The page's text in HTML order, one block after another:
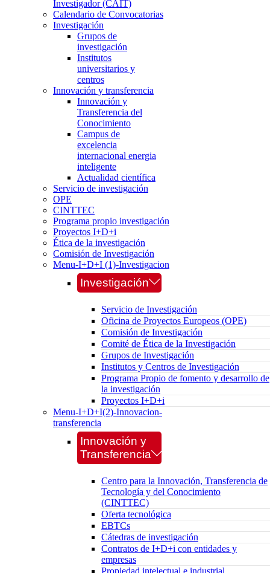
Investigador (CAIT)
Calendario de Convocatorias
Investigación
Grupos de
investigación
Institutos
universitarios y
centros
Innovación y transferencia
Innovación y
Transferencia del
Conocimiento
Campus de
excelencia
internacional energia
inteligente
Actualidad científica
Servicio de investigación
OPE
CINTTEC
Programa propio investigación
Proyectos I+D+i
Ética de la investigación
Comisión de Investigación
Menu-I+D+I (1)-Investigacion
Investigación
Servicio de Investigación
Oficina de Proyectos Europeos (OPE)
Comisión de Investigación
Comité de Ética de la Investigación
Grupos de Investigación
Institutos y Centros de Investigación
Programa Propio de fomento y desarrollo de
la investigación
Proyectos I+D+i
Menu-I+D+I(2)-Innovacion-
transferencia
Innovación y
Transferencia
Centro para la Innovación, Transferencia de
Tecnología y del Conocimiento
(CINTTEC)
Oferta tecnológica
EBTCs
Cátedras de investigación
Contratos de I+D+i con entidades y
empresas
Propiedad intelectual e industrial